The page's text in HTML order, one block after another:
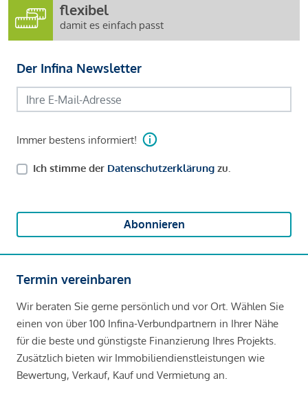
flexibel
damit es einfach passt
Der Infina Newsletter
Immer bestens informiert!
Ich stimme der Datenschutzerklärung zu.
Abonnieren
Termin vereinbaren
Wir beraten Sie gerne persönlich und vor Ort. Wählen Sie
einen von über 100 Infina-Verbundpartnern in Ihrer Nähe
für die beste und günstigste Finanzierung Ihres Projekts.
Zusätzlich bieten wir Immobiliendienstleistungen wie
Bewertung, Verkauf, Kauf und Vermietung an.